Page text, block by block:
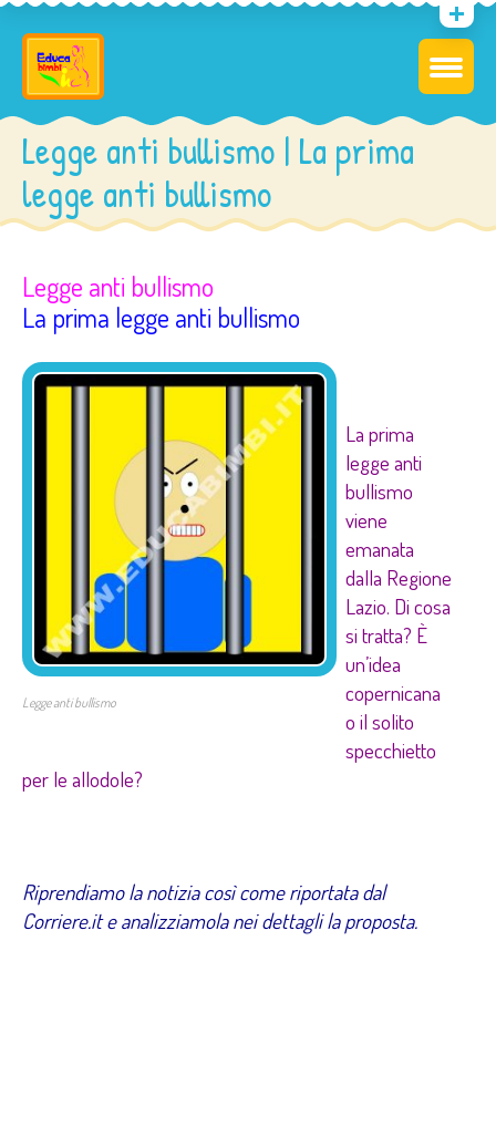
Legge anti bullismo | La prima
legge anti bullismo
Legge anti bullismo
La prima legge anti bullismo
Legge anti bullismo
La prima
legge anti
bullismo
viene
emanata
dalla Regione
Lazio. Di cosa
si tratta? È
un’idea
copernicana
o il solito
specchietto
per le allodole?
Riprendiamo la notizia così come riportata dal
Corriere.ite analizziamola nei dettagli la proposta.